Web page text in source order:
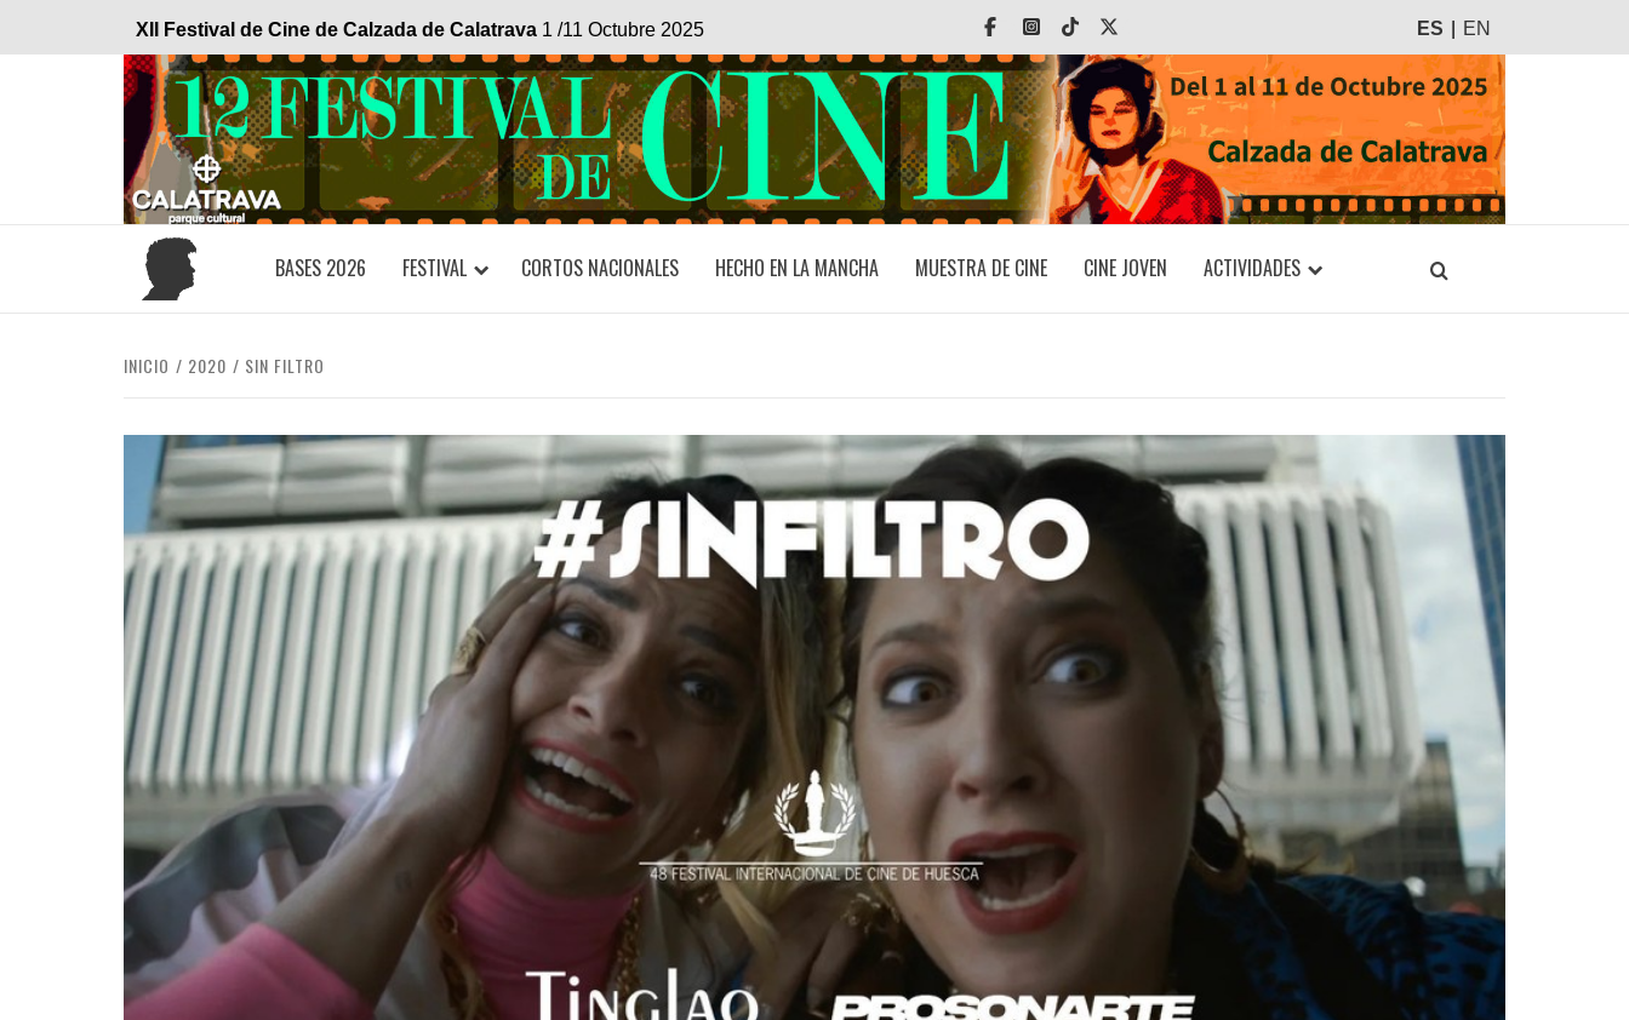
XII Festival de Cine de Calzada de Calatrava 1 /11 Octubre 2025 FacebookInstagram
Tiktok ES EN
BASES 2026 FESTIVAL CORTOS NACIONALES HECHO EN LA MANCHA MUESTRA DE CINE CINE JOVEN ACTIVIDADES
INICIO 2020 SIN FILTRO